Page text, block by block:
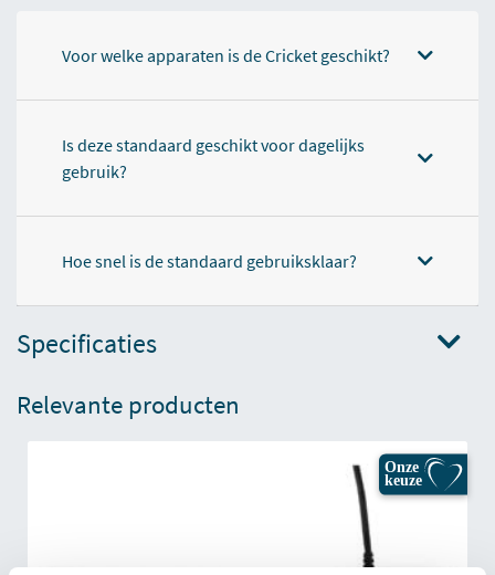
Voor welke apparaten is de Cricket geschikt?
Is deze standaard geschikt voor dagelijks
gebruik?
Hoe snel is de standaard gebruiksklaar?
Specificaties
Relevante producten
Onze
keuze